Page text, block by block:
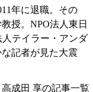
年に退職。その
授。NPO法人東日
テイラー・アンダ
記者が見た大震
高成田 享の記事一覧